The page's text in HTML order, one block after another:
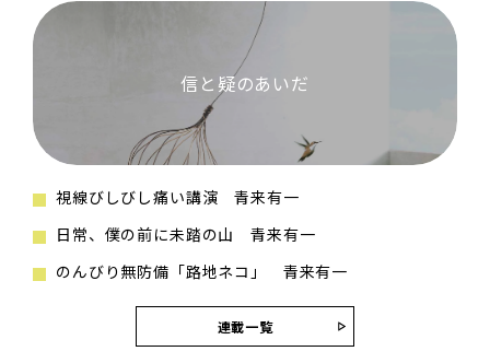
信と疑のあいだ
視線びしびし痛い講演 青来有一
日常、僕の前に未踏の山 青来有一
のんびり無防備「路地ネコ」 青来有一
連載一覧